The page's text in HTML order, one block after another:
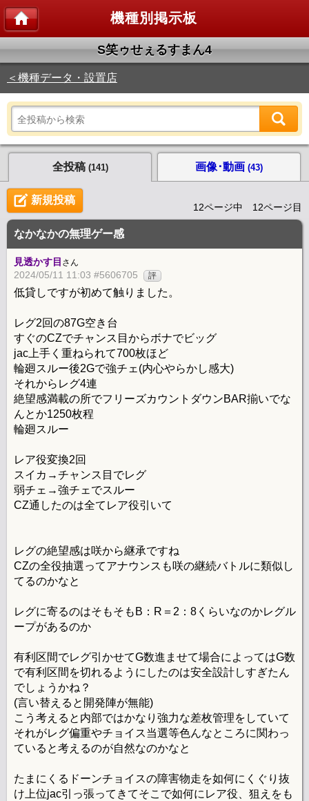
機種別掲示板
S笑ゥせぇるすまん4
＜機種データ・設置店
全投稿 (141) 画像･動画 (43)
新規投稿
12ページ中 12ページ目
なかなかの無理ゲー感
見透かす目 さん
2024/05/11 11:03 #5606705 評
低貸しですが初めて触りました。
レグ2回の87G空き台
すぐのCZでチャンス目からボナでビッグ
jac上手く重ねられて700枚ほど
輪廻スルー後2Gで強チェ(内心やらかし感大)
それからレグ4連
絶望感満載の所でフリーズカウントダウンBAR揃いでな
んとか1250枚程
輪廻スルー
レア役変換2回
スイカ→チャンス目でレグ
弱チェ→強チェでスルー
CZ通したのは全てレア役引いて
レグの絶望感は咲から継承ですね
CZの全役抽選ってアナウンスも咲の継続バトルに類似し
てるのかなと
レグに寄るのはそもそもB：R＝2：8くらいなのかレグル
ープがあるのか
有利区間でレグ引かせてG数進ませて場合によってはG数
で有利区間を切れるようにしたのは安全設計しすぎたん
でしょうかね？
(言い替えると開発陣が無能)
こう考えると内部ではかなり強力な差枚管理をしていて
それがレグ偏重やチョイス当選等色んなところに関わっ
ていると考えるのが自然なのかなと
たまにくるドーンチョイスの障害物走を如何にくぐり抜
け上位jac引っ張ってきてそこで如何にレア役、狙えをも